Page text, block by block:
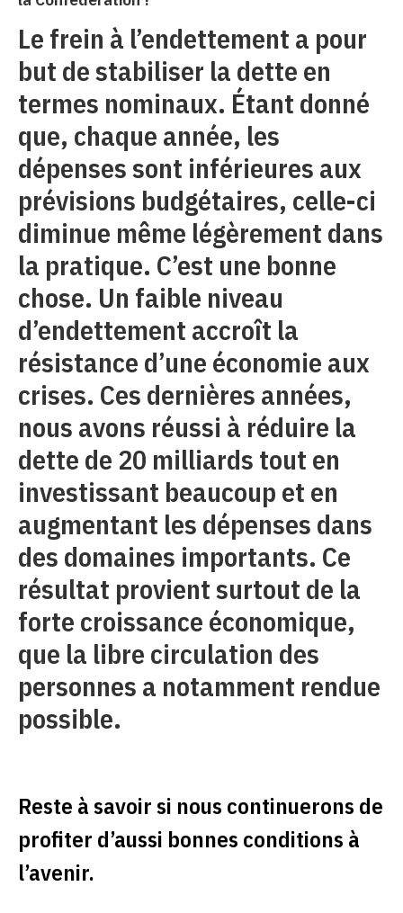
Le frein à l’endettement a pour
but de stabiliser la dette en
termes nominaux. Étant donné
que, chaque année, les
dépenses sont inférieures aux
prévisions budgétaires, celle-ci
diminue même légèrement dans
la pratique. C’est une bonne
chose. Un faible niveau
d’endettement accroît la
résistance d’une économie aux
crises. Ces dernières années,
nous avons réussi à réduire la
dette de 20 milliards tout en
investissant beaucoup et en
augmentant les dépenses dans
des domaines importants. Ce
résultat provient surtout de la
forte croissance économique,
que la libre circulation des
personnes a notamment rendue
possible.
Reste à savoir si nous continuerons de
profiter d’aussi bonnes conditions à
l’avenir.